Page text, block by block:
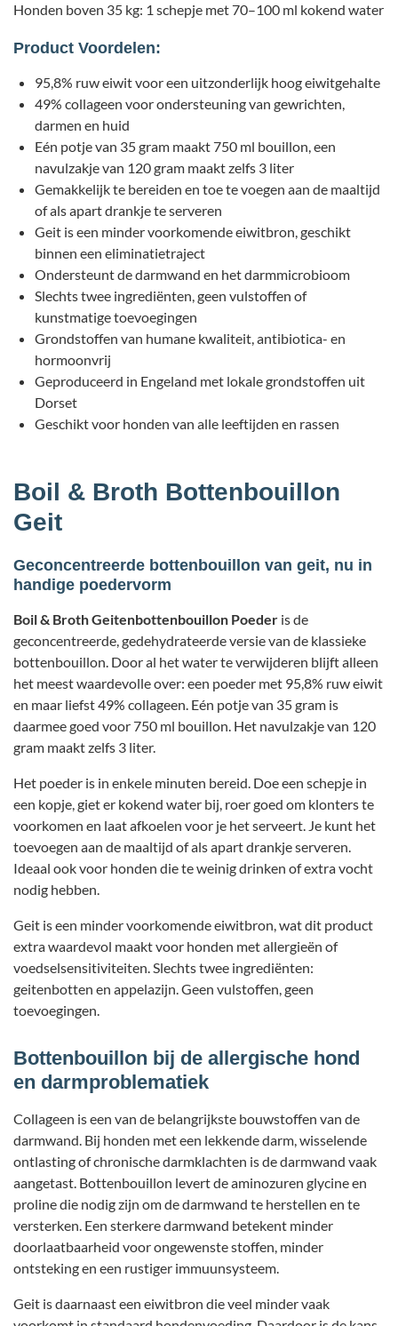
Honden boven 35 kg: 1 schepje met 70–100 ml kokend water
Product Voordelen:
95,8% ruw eiwit voor een uitzonderlijk hoog eiwitgehalte
49% collageen voor ondersteuning van gewrichten,
darmen en huid
Eén potje van 35 gram maakt 750 ml bouillon, een
navulzakje van 120 gram maakt zelfs 3 liter
Gemakkelijk te bereiden en toe te voegen aan de maaltijd
of als apart drankje te serveren
Geit is een minder voorkomende eiwitbron, geschikt
binnen een eliminatietraject
Ondersteunt de darmwand en het darmmicrobioom
Slechts twee ingrediënten, geen vulstoffen of
kunstmatige toevoegingen
Grondstoffen van humane kwaliteit, antibiotica- en
hormoonvrij
Geproduceerd in Engeland met lokale grondstoffen uit
Dorset
Geschikt voor honden van alle leeftijden en rassen
Boil & Broth Bottenbouillon
Geit
Geconcentreerde bottenbouillon van geit, nu in
handige poedervorm
Boil & Broth Geitenbottenbouillon Poeder is de
geconcentreerde, gedehydrateerde versie van de klassieke
bottenbouillon. Door al het water te verwijderen blijft alleen
het meest waardevolle over: een poeder met 95,8% ruw eiwit
en maar liefst 49% collageen. Eén potje van 35 gram is
daarmee goed voor 750 ml bouillon. Het navulzakje van 120
gram maakt zelfs 3 liter.
Het poeder is in enkele minuten bereid. Doe een schepje in
een kopje, giet er kokend water bij, roer goed om klonters te
voorkomen en laat afkoelen voor je het serveert. Je kunt het
toevoegen aan de maaltijd of als apart drankje serveren.
Ideaal ook voor honden die te weinig drinken of extra vocht
nodig hebben.
Geit is een minder voorkomende eiwitbron, wat dit product
extra waardevol maakt voor honden met allergieën of
voedselsensitiviteiten. Slechts twee ingrediënten:
geitenbotten en appelazijn. Geen vulstoffen, geen
toevoegingen.
Bottenbouillon bij de allergische hond
en darmproblematiek
Collageen is een van de belangrijkste bouwstoffen van de
darmwand. Bij honden met een lekkende darm, wisselende
ontlasting of chronische darmklachten is de darmwand vaak
aangetast. Bottenbouillon levert de aminozuren glycine en
proline die nodig zijn om de darmwand te herstellen en te
versterken. Een sterkere darmwand betekent minder
doorlaatbaarheid voor ongewenste stoffen, minder
ontsteking en een rustiger immuunsysteem.
Geit is daarnaast een eiwitbron die veel minder vaak